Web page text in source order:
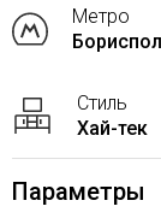
Метро
Стиль
Хай-тек
Параметры